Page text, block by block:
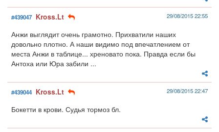
#439047 Kross.Lt 29/08/2015 22:55
Анжи выглядит очень грамотно. Прихватили наших
довольно плотно. А наши видимо под впечатлением от
места Анжи в таблице... хреновато пока. Правда если бы
Антоха или Юра забили ...
#439044 Kross.Lt 29/08/2015 22:47
Бокетти в крови. Судья тормоз бл.